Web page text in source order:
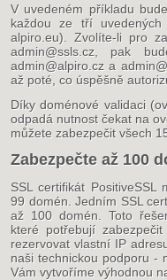
V uvedeném příkladu
každou ze tří
alpiro.eu). Zvolíte-li pro
admin@ssls.cz, pak
admin@alpiro.cz a
až poté, co úspěšně
Díky doménové validaci
odpadá nutnost čekat na
můžete zabezpečit všech
Zabezpečte až 100
SSL certifikát
99 domén. Jedním SSL
až 100 domén. Toto
které potřebují
rezervovat vlastní IP
naši technickou podporu -
Vám vytvoříme výhodnou